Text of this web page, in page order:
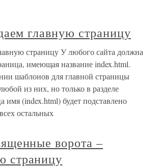
главную страницу
страницу У любого сайта должна
имеющая название index.html.
шаблонов для главной страницы
из них, но только в разделе
имя (index.html) будет подставлено
остальных
ворота –